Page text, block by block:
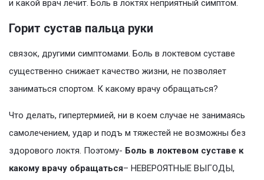
и какой врач лечит. Боль в локтях неприятный симптом.
Горит сустав пальца руки
связок, другими симптомами. Боль в локтевом суставе
существенно снижает качество жизни, не позволяет
заниматься спортом. К какому врачу обращаться?
Что делать, гипертермией, ни в коем случае не занимаясь
самолечением, удар и подъ м тяжестей не возможны без
здорового локтя. Поэтому- Боль в локтевом суставе к
какому врачу обращаться– НЕВЕРОЯТНЫЕ ВЫГОДЫ,